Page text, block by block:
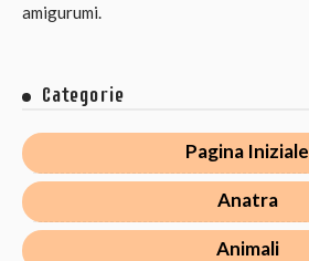
amigurumi.
Categorie
Pagina Iniziale
Anatra
Animali